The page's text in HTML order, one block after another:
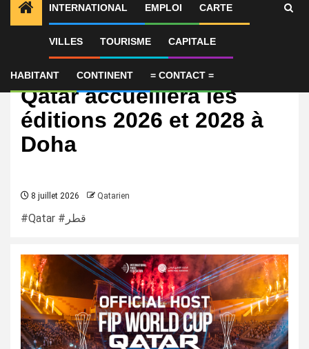
INTERNATIONAL EMPLOI CARTE
VILLES TOURISME CAPITALE
HABITANT CONTINENT = CONTACT =
International
Coupe du monde FIP : le
Qatar accueillera les
éditions 2026 et 2028 à
Doha
8 juillet 2026 Qatarien
#Qatar #قطر